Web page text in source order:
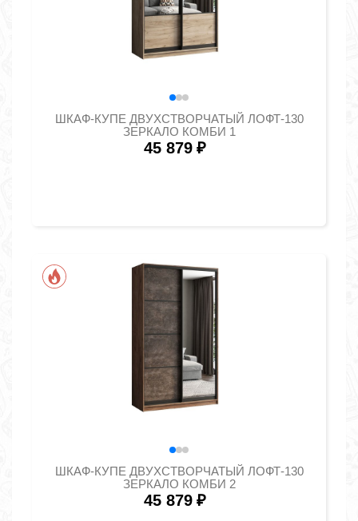
ШКАФ-КУПЕ ДВУХСТВОРЧАТЫЙ ЛОФТ-130
ЗЕРКАЛО КОМБИ 1
45 879 ₽
ШКАФ-КУПЕ ДВУХСТВОРЧАТЫЙ ЛОФТ-130
ЗЕРКАЛО КОМБИ 2
45 879 ₽